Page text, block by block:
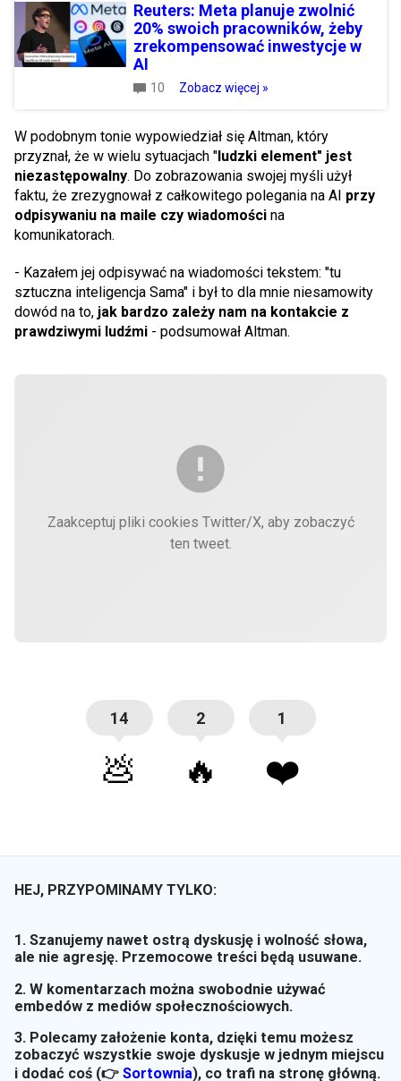
Reuters: Meta planuje zwolnić
20% swoich pracowników, żeby
zrekompensować inwestycje w
AI
10 Zobacz więcej »
W podobnym tonie wypowiedział się Altman, który
przyznał, że w wielu sytuacjach "ludzki element" jest
niezastępowalny. Do zobrazowania swojej myśli użył
faktu, że zrezygnował z całkowitego polegania na AI przy
odpisywaniu na maile czy wiadomości na
komunikatorach.
- Kazałem jej odpisywać na wiadomości tekstem: "tu
sztuczna inteligencja Sama" i był to dla mnie niesamowity
dowód na to, jak bardzo zależy nam na kontakcie z
prawdziwymi ludźmi - podsumował Altman.
Zaakceptuj pliki cookies Twitter/X, aby zobaczyć
ten tweet.
14
💩
2
🔥
1
❤️
HEJ, PRZYPOMINAMY TYLKO:
1. Szanujemy nawet ostrą dyskusję i wolność słowa,
ale nie agresję. Przemocowe treści będą usuwane.
2. W komentarzach można swobodnie używać
embedów z mediów społecznościowych.
3. Polecamy założenie konta, dzięki temu możesz
zobaczyć wszystkie swoje dyskusje w jednym miejscu
i dodać coś (👉 Sortownia), co trafi na stronę główną.